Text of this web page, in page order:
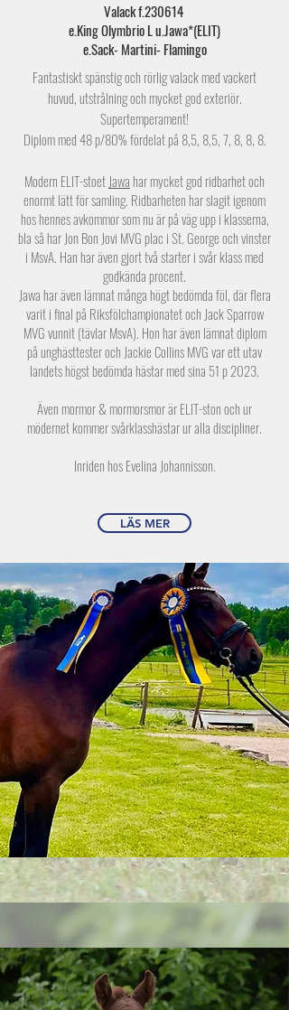
Valack f.230614
e.King Olymbrio L u.Jawa*(ELIT)
e.Sack- Martini- Flamingo
Fantastiskt spänstig och rörlig valack med vackert
huvud, utstrålning och mycket god exteriör.
Supertemperament!
​Diplom med 48 p/80% fördelat på 8,5, 8,5, 7, 8, 8, 8.
Modern ELIT-stoet Jawa har mycket god ridbarhet och
enormt lätt för samling. Ridbarheten har slagit igenom
hos hennes avkommor som nu är på väg upp i klasserna,
bla så har Jon Bon Jovi MVG plac i St. George och vinster
i MsvA. Han har även gjort två starter i svår klass med
godkända procent.
Jawa har även lämnat många högt bedömda föl, där flera
varit i final på Riksfölchampionatet och Jack Sparrow
MVG vunnit (tävlar MsvA). Hon har även lämnat diplom
på unghästtester och Jackie Collins MVG var ett utav
landets högst bedömda hästar med sina 51 p 2023.
Även mormor & mormorsmor är ELIT-ston och ur
mödernet kommer svårklasshästar ur alla discipliner.
Inriden hos Evelina Johannisson.
LÄS MER